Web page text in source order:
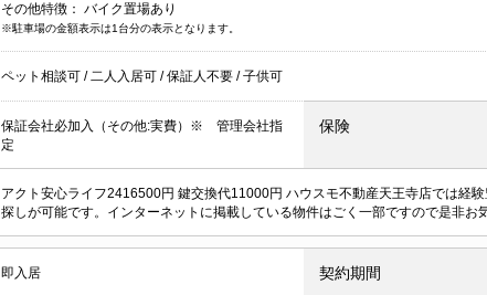
その他特徴： バイク置場あり
※駐車場の金額表示は1台分の表示となります。
ペット相談可 / 二人入居可 /保証人不要 /子供可
保証会社必加入（その他:実費）※ 管理会社指
定
保険
アクト安心ライフ2416500円 鍵交換代11000円 ハウスモ不動産天王寺店では経
探しが可能です。インターネットに掲載している物件はごく一部ですので是非お
即入居 契約期間